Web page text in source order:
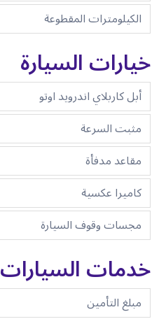
الكيلومترات المقطوعة
خيارات السيارة
أبل كاربلاي اندرويد اوتو
مثبت السرعة
مقاعد مدفأة
كاميرا عكسية
مجسات وقوف السيارة
خدمات السيارات
مبلغ التأمين